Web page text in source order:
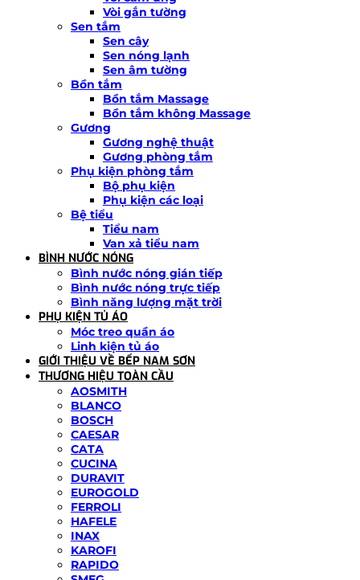
Vòi gắn tường
Sen tắm
Sen cây
Sen nóng lạnh
Sen âm tường
Bồn tắm
Bồn tắm Massage
Bồn tắm không Massage
Gương
Gương nghệ thuật
Gương phòng tắm
Phụ kiện phòng tắm
Bộ phụ kiện
Phụ kiện các loại
Bệ tiểu
Tiểu nam
Van xả tiểu nam
BÌNH NƯỚC NÓNG
Bình nước nóng gián tiếp
Bình nước nóng trực tiếp
Bình năng lượng mặt trời
PHỤ KIỆN TỦ ÁO
Móc treo quần áo
Linh kiện tủ áo
GIỚI THIỆU VỀ BẾP NAM SƠN
THƯƠNG HIỆU TOÀN CẦU
AOSMITH
BLANCO
BOSCH
CAESAR
CATA
CUCINA
DURAVIT
EUROGOLD
FERROLI
HAFELE
INAX
KAROFI
RAPIDO